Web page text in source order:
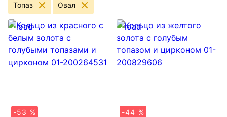
Топаз Овал
-53 %
-44 %